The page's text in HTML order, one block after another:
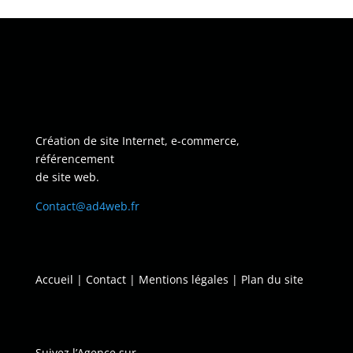
Création de site Internet, e-commerce,
référencement
de site web.
Contact@ad4web.fr
Accueil | Contact| Mentions légales | Plan du site